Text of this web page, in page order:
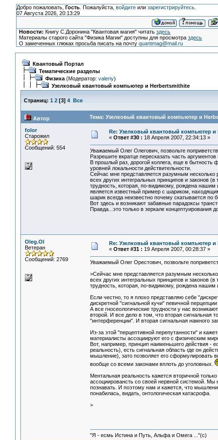
Добро пожаловать, Гость. Пожалуйста, войдитеили зарегистрируйтесь.
07 Августа 2026, 20:13:29
Новости: Книгу С.Доронина "Квантовая магия" читатьздесь
Материалы старого сайта "Физика Магии" доступны для просмотраздесь
О замеченных глюках просьба писать на почтуquantmag@mail.ru
Квантовый Портал
Тематические разделы
Физика (Модератор: valeriy)
Узелковый квантовый компьютер и Herbertsmithite
Страниц: 1 2 [3] 4 Все
Автор Тема: Узелковый квантовый компьютер и
folor
Старожил
Сообщений: 554
Re: Узелковый квантовый компьютер и
« Ответ #30 : 18 Апреля 2007, 22:34:13 »
Уважаемый Олег Олегович, позвольте
Разрешите вкратце пересказать часть
В прошлый раз, дорогой коллега, еще в
уровней локальности действительности.
Сейчас мне представляется разумным несколько
всех других интегральных принципов и законов
трудность, которая, по-видимому, рождена нашим
является известный пример с шариком,
шарик всегда неизвестно почему скатывается по
Вот здесь и возникают забавные парадоксы
Правда...это только в зеркале концептуирования
Oleg.Ol
Ветеран
Сообщений: 2769
Re: Узелковый квантовый компьютер и
« Ответ #31 : 19 Апреля 2007, 00:28:37 »
Уважаемый Олег Орестович, позвольте
>Сейчас мне представляется разумным
всех других интегральных принципов и законов
трудность, которая, по-видимому, рождена нашим
Если честно, то я плохо представляю себе
дискретной "сигнальной кучи" певичной
А все гносеологические трудности у нас
второй. И все дело в том, что вторая сигнальная
"интерференции". И вторая сигнальная намного
Из-за этой "перцептивной перепутанности" и
материалисты ассоциируют его с физическим
Вот, например, принцип наименьшего действия -
реальность), есть сигнальная область где он
мышление), зато позволяет его сформулировать
вообще со всеми законами вплоть до уголовных.
Ментальная реальность кажется вторичной
ассоциировансть со своей нервной системой. Мы
познавать. И поэтому нам и кажется, что
понабилась, видать, онтологическая катасрофа.
>
"Я - есмь Истина и Путь, Альфа и Омега ..."(с)